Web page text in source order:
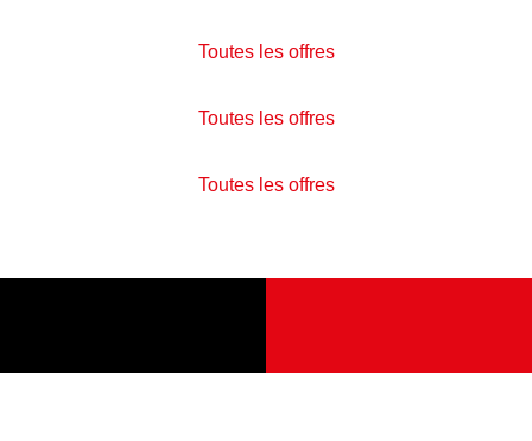
Toutes les offres
Toutes les offres
Toutes les offres